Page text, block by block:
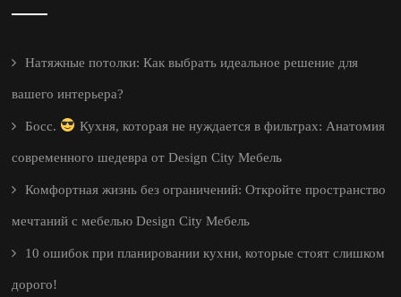
Натяжные потолки: Как выбрать идеальное решение для
вашего интерьера?
Босс. Кухня, которая не нуждается в фильтрах: Анатомия
современного шедевра от Design City Мебель
Комфортная жизнь без ограничений: Откройте пространство
мечтаний с мебелью Design City Мебель
10 ошибок при планировании кухни, которые стоят слишком
дорого!